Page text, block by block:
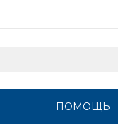
ПОМОЩЬ